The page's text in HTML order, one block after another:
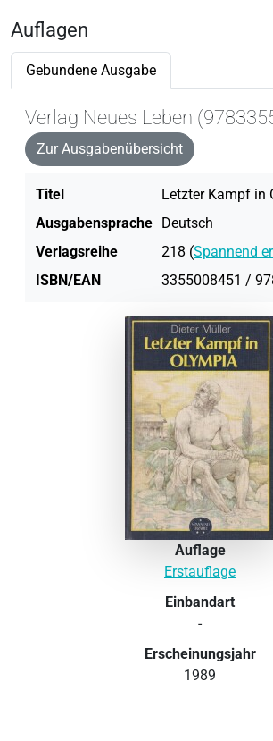
Auflagen
Gebundene Ausgabe
Verlag Neues Leben
Zur Ausgabenübersicht
Titel
Letzter Kampf in
Ausgabensprache Deutsch
Verlagsreihe
218 (Spannend
ISBN/EAN
3355008451 /
Auflage
Erstauflage
Einbandart
-
Erscheinungsjahr
1989